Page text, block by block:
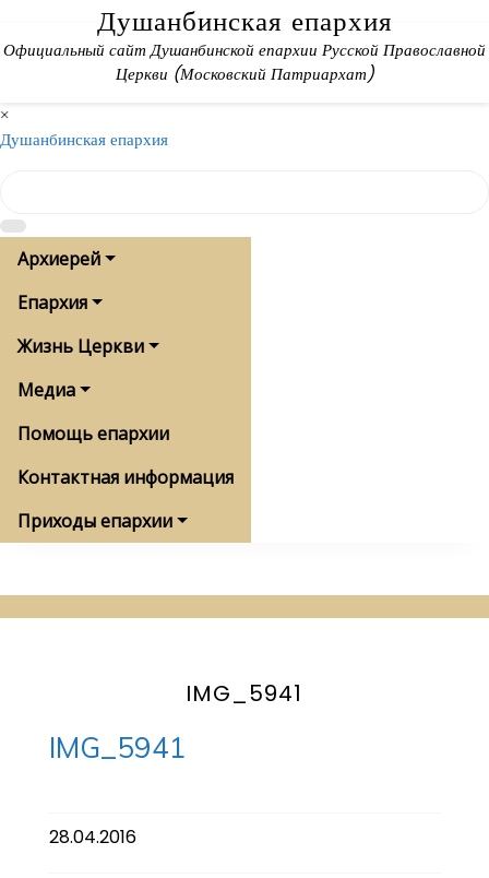
content
Душанбинская епархия
Официальный сайт Душанбинской епархии Русской Православной
Церкви (Московский Патриархат)
×
Душанбинская епархия
Архиерей
Епархия
Жизнь Церкви
Медиа
Помощь епархии
Контактная информация
Приходы епархии
IMG_5941
IMG_5941
28.04.2016